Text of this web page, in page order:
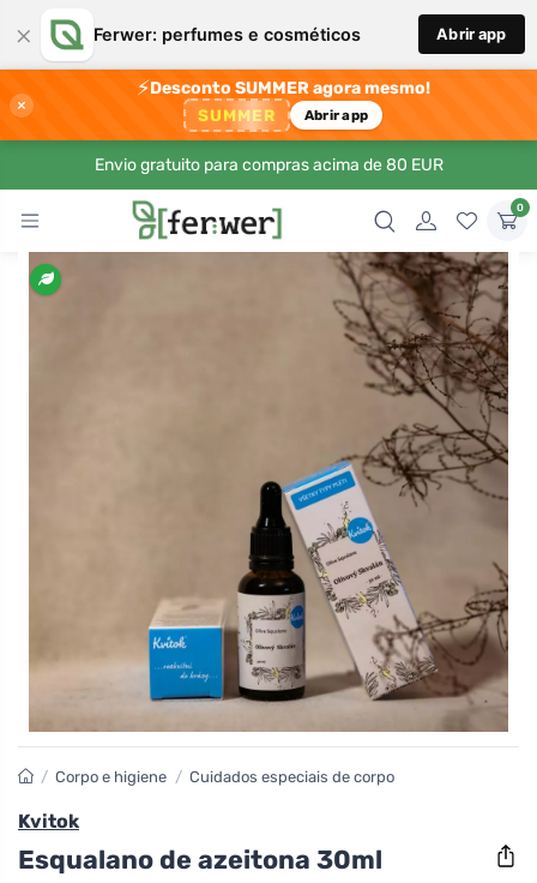
× Ferwer: perfumes e cosméticos Abrir app
×
⚡Desconto SUMMER agora mesmo!
SUMMER Abrir app
Envio gratuito para compras acima de 80 EUR
0
/ Corpo e higiene / Cuidados especiais de corpo
Kvitok
Esqualano de azeitona 30ml